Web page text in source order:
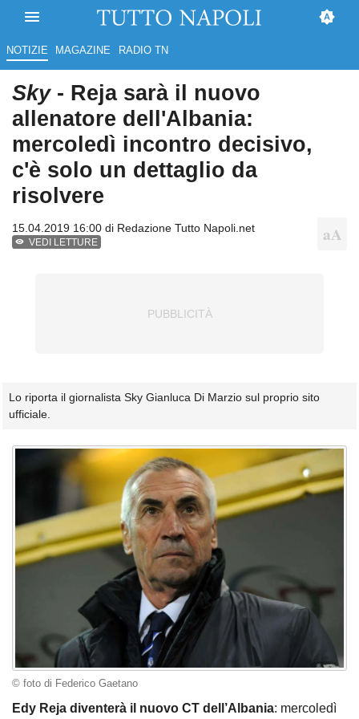
NOTIZIE MAGAZINE RADIO TN
Sky- Reja sarà il nuovo
allenatore dell'Albania:
mercoledì incontro decisivo,
c'è solo un dettaglio da
risolvere
15.04.2019 16:00 di Redazione Tutto Napoli.net
VEDI LETTURE
Lo riporta il giornalista Sky Gianluca Di Marzio sul proprio sito
ufficiale.
© foto di Federico Gaetano
Edy Reja diventerà il nuovo CT dell’Albania: mercoledì